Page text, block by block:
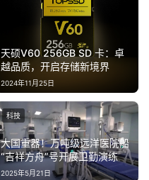
天硕V60 256GB SD 卡：卓
越品质，开启存储新境界
2024年11月25日
大国重器！万吨级远洋医院船
“吉祥方舟”号开展卫勤演练
2025年5月21日
科技